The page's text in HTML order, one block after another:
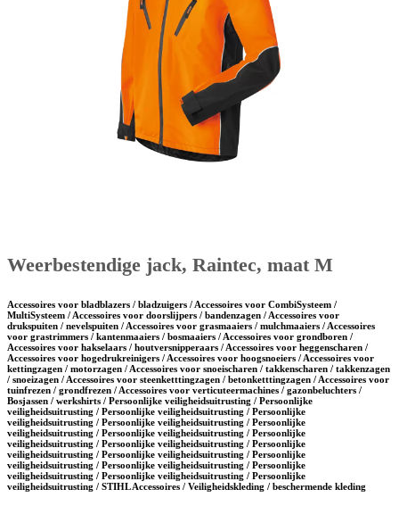
Weerbestendige jack, Raintec, maat M
Accessoires voor bladblazers / bladzuigers / Accessoires voor CombiSysteem /
MultiSysteem / Accessoires voor doorslijpers / bandenzagen / Accessoires voor
drukspuiten / nevelspuiten / Accessoires voor grasmaaiers / mulchmaaiers / Accessoires
voor grastrimmers / kantenmaaiers / bosmaaiers / Accessoires voor grondboren /
Accessoires voor hakselaars / houtversnipperaars / Accessoires voor heggenscharen /
Accessoires voor hogedrukreinigers / Accessoires voor hoogsnoeiers / Accessoires voor
kettingzagen / motorzagen / Accessoires voor snoeischaren / takkenscharen / takkenzagen
/ snoeizagen / Accessoires voor steenketttingzagen / betonketttingzagen / Accessoires voor
tuinfrezen / grondfrezen / Accessoires voor verticuteermachines / gazonbeluchters /
Bosjassen / werkshirts / Persoonlijke veiligheidsuitrusting / Persoonlijke
veiligheidsuitrusting / Persoonlijke veiligheidsuitrusting / Persoonlijke
veiligheidsuitrusting / Persoonlijke veiligheidsuitrusting / Persoonlijke
veiligheidsuitrusting / Persoonlijke veiligheidsuitrusting / Persoonlijke
veiligheidsuitrusting / Persoonlijke veiligheidsuitrusting / Persoonlijke
veiligheidsuitrusting / Persoonlijke veiligheidsuitrusting / Persoonlijke
veiligheidsuitrusting / Persoonlijke veiligheidsuitrusting / Persoonlijke
veiligheidsuitrusting / Persoonlijke veiligheidsuitrusting / Persoonlijke
veiligheidsuitrusting / STIHL Accessoires / Veiligheidskleding / beschermende kleding